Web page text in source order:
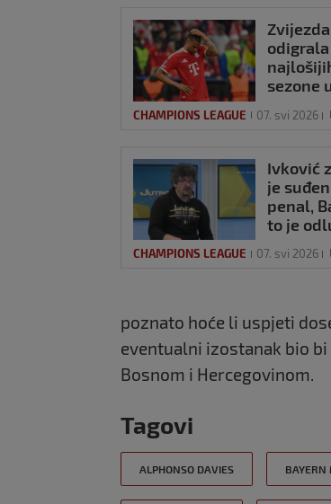
sezone
CHAMPIONS LEAGUE 07. svi 2026
Ivković
je
penal,
to je
CHAMPIONS LEAGUE 07. svi 2026
poznato hoće li uspjeti
eventualni izostanak bio
Bosnom i Hercegovinom.
Tagovi
ALPHONSO DAVIES BAYERN